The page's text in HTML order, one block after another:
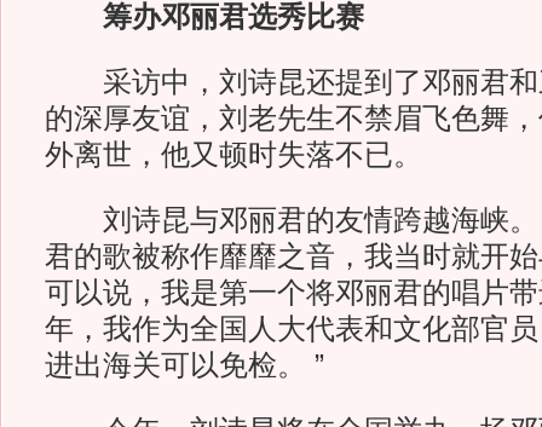
筹办邓丽君选秀比赛
采访中，刘诗昆还提到了邓丽君和
的深厚友谊，刘老先生不禁眉飞色舞
外离世，他又顿时失落不已。
刘诗昆与邓丽君的友情跨越海峡。
君的歌被称作靡靡之音，我当时就开
可以说，我是第一个将邓丽君的唱片
年，我作为全国人大代表和文化部官
进出海关可以免检。 ”